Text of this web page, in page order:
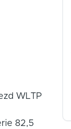
WLTP
82,5